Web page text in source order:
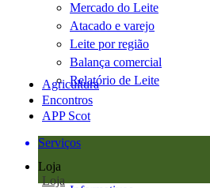
Mercado do Leite
Atacado e varejo
Leite por região
Balança comercial
Relatório de Leite
Agricultura
Encontros
APP Scot
Serviços
Loja
Loja